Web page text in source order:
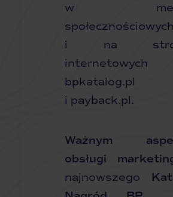
w
i na
internetowych
bpkatalog.pl
i payback.pl.
Ważnym
obsługi
najnowszego